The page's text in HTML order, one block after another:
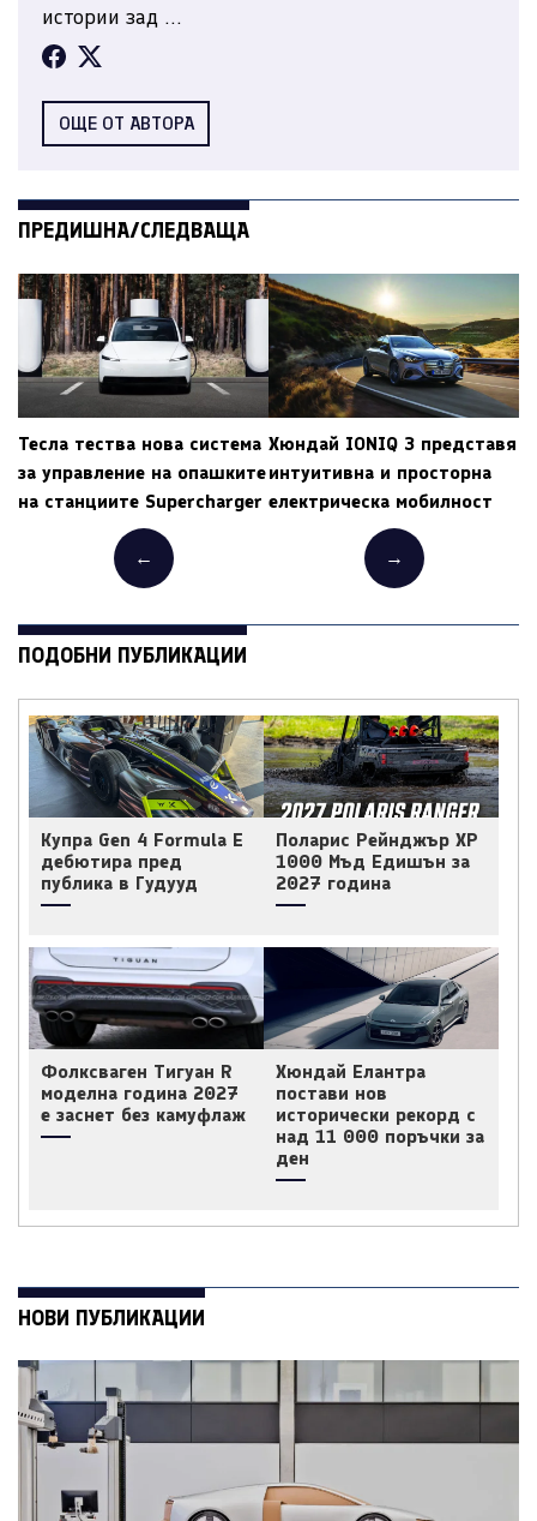
истории зад ...
ОЩЕ ОТ АВТОРА
ПРЕДИШНА/СЛЕДВАЩА
Тесла тества нова система
за управление на опашките
на станциите Supercharger
←
Хюндай IONIQ 3 представя
интуитивна и просторна
електрическа мобилност
→
ПОДОБНИ ПУБЛИКАЦИИ
Купра Gen 4 Formula E
дебютира пред
публика в Гудууд
Поларис Рейнджър ХР
1000 Мъд Едишън за
2027 година
Фолксваген Тигуан R
моделна година 2027
е заснет без камуфлаж
Хюндай Елантра
постави нов
исторически рекорд с
над 11 000 поръчки за
ден
НОВИ ПУБЛИКАЦИИ